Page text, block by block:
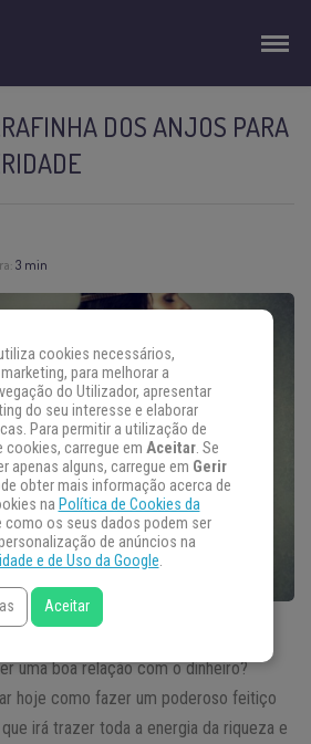
DOS ANJOS PARA
3 min
estagnada? Por mais que você se
uma boa relação com o dinheiro?
hoje como fazer um poderoso feitiço
irá trazer toda a energia da riqueza e
cookies necessários,
para melhorar a
do Utilizador, apresentar
do seu interesse e elaborar
Para permitir a utilização de
carregue em Aceitar. Se
apenas alguns, carregue em Gerir
obter mais informação acerca de
na Política de Cookies da
os seus dados podem ser
de anúncios na
e de Uso da Google.
Aceitar